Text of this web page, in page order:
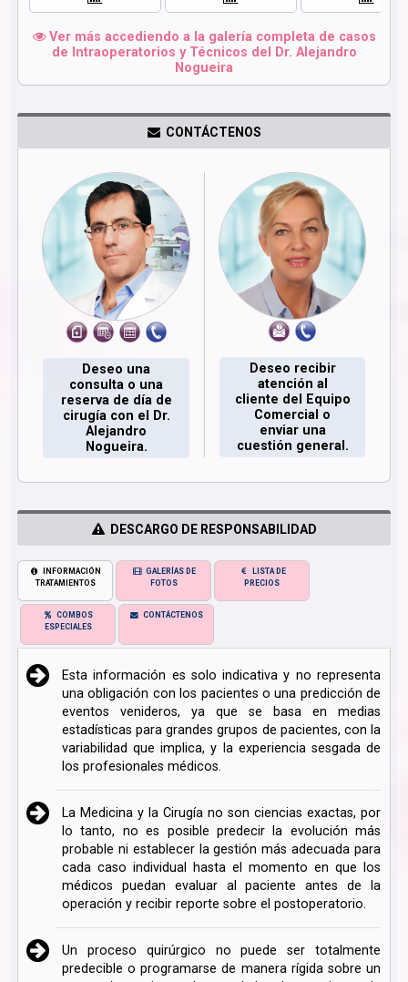
Ver más accediendo a la galería completa de casos
de Intraoperatorios y Técnicos del Dr. Alejandro
Nogueira
CONTÁCTENOS
Deseo una
consulta o una
reserva de día de
cirugía con el Dr.
Alejandro
Nogueira.
Deseo recibir
atención al
cliente del Equipo
Comercial o
enviar una
cuestión general.
DESCARGO DE RESPONSABILIDAD
INFORMACIÓN
TRATAMIENTOS
GALERÍAS DE
FOTOS
LISTA DE
PRECIOS
COMBOS
ESPECIALES
CONTÁCTENOS
Esta información es solo indicativa y no representa
una obligación con los pacientes o una predicción de
eventos venideros, ya que se basa en medias
estadísticas para grandes grupos de pacientes, con la
variabilidad que implica, y la experiencia sesgada de
los profesionales médicos.
La Medicina y la Cirugía no son ciencias exactas, por
lo tanto, no es posible predecir la evolución más
probable ni establecer la gestión más adecuada para
cada caso individual hasta el momento en que los
médicos puedan evaluar al paciente antes de la
operación y recibir reporte sobre el postoperatorio.
Un proceso quirúrgico no puede ser totalmente
predecible o programarse de manera rígida sobre un